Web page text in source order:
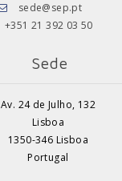
sede@sep.pt
+351 21 392 03 50
Sede
Av. 24 de Julho, 132
Lisboa
1350-346 Lisboa
Portugal